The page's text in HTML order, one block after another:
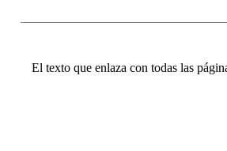
El texto que enlaza con todas las